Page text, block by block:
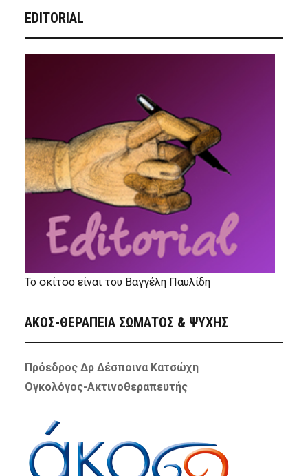
EDITORIAL
Το σκίτσο είναι του Βαγγέλη Παυλίδη
ΑΚΟΣ-ΘΕΡΑΠΕΙΑ ΣΩΜΑΤΟΣ & ΨΥΧΗΣ
Πρόεδρος Δρ Δέσποινα Κατσώχη
Ογκολόγος-Ακτινοθεραπευτής